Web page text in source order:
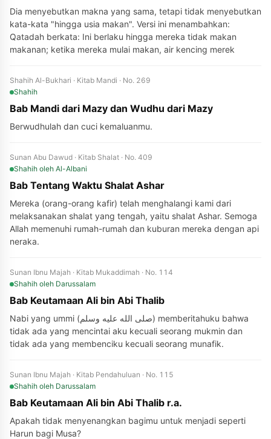
Dia menyebutkan makna yang sama, tetapi tidak menyebutkan
kata-kata "hingga usia makan". Versi ini menambahkan:
Qatadah berkata: Ini berlaku hingga mereka tidak makan
makanan; ketika mereka mulai makan, air kencing merek
Shahih Al-Bukhari · Kitab Mandi · No. 269
Shahih
Bab Mandi dari Mazy dan Wudhu dari Mazy
Berwudhulah dan cuci kemaluanmu.
Sunan Abu Dawud · Kitab Shalat · No. 409
Shahih oleh Al-Albani
Bab Tentang Waktu Shalat Ashar
Mereka (orang-orang kafir) telah menghalangi kami dari
melaksanakan shalat yang tengah, yaitu shalat Ashar. Semoga
Allah memenuhi rumah-rumah dan kuburan mereka dengan api
neraka.
Sunan Ibnu Majah · Kitab Mukaddimah · No. 114
Shahih oleh Darussalam
Bab Keutamaan Ali bin Abi Thalib
Nabi yang ummi (صلى الله عليه وسلم) memberitahuku bahwa
tidak ada yang mencintai aku kecuali seorang mukmin dan
tidak ada yang membenciku kecuali seorang munafik.
Sunan Ibnu Majah · Kitab Pendahuluan · No. 115
Shahih oleh Darussalam
Bab Keutamaan Ali bin Abi Thalib r.a.
Apakah tidak menyenangkan bagimu untuk menjadi seperti
Harun bagi Musa?